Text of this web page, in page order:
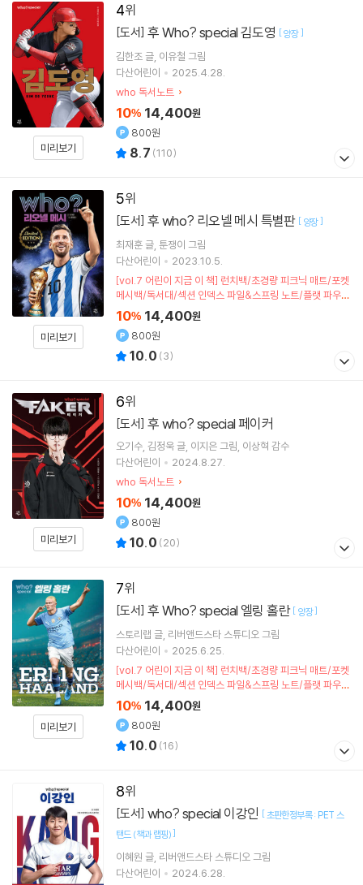
4
미리보기
[도서] 후 Who? special 김도영 [양장]
김한조글 이유철 그림
다산어린이
2025.4.28.
who 독서노트
10% 14,400원
800원
8.7 (110)
5
미리보기
[도서] 후 who? 리오넬 메시 특별판 [ 양장]
최재훈글 툰쟁이 그림
다산어린이
2023.10.5.
[vol.7 어린이 지금 이 책] 런치백/초경량 피크닉 매트/포켓
메시백/독서대/섹션 인덱스 파일&스프링 노트/플랫 파우치
(포인트차감)
10% 14,400원
800원
10.0 (3)
6
미리보기
[도서] 후 who? special 페이커
오기수 김정욱글 이지은그림 이상혁 감수
다산어린이
2024.8.27.
who 독서노트
10% 14,400원
800원
10.0 (20)
7
미리보기
[도서] 후 Who? special 엘링 홀란 [ 양장]
스토리랩 글 리버앤드스타 스튜디오그림
다산어린이
2025.6.25.
[vol.7 어린이 지금 이 책] 런치백/초경량 피크닉 매트/포켓
메시백/독서대/섹션 인덱스 파일&스프링 노트/플랫 파우치
(포인트차감)
10% 14,400원
800원
10.0 (16)
8
[도서] who? special 이강인 [초판한정부록 : PET 스
탠드 (책과 랩핑)]
이혜원 글 리버앤드스타 스튜디오그림
다산어린이
2024.6.28.